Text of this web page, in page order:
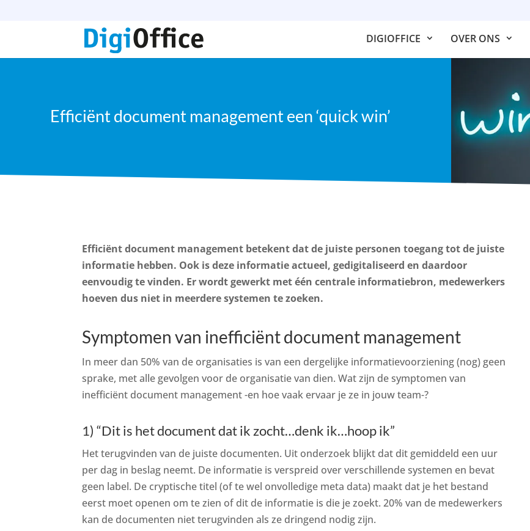
DIGIOFFICE OVER ONS
Efficiënt document management een ‘quick win’
Efficiënt document management betekent dat de juiste personen toegang tot de juiste
informatie hebben. Ook is deze informatie actueel, gedigitaliseerd en daardoor
eenvoudig te vinden. Er wordt gewerkt met één centrale informatiebron, medewerkers
hoeven dus niet in meerdere systemen te zoeken.
Symptomen van inefficiënt document management
In meer dan 50% van de organisaties is van een dergelijke informatievoorziening (nog) geen
sprake, met alle gevolgen voor de organisatie van dien. Wat zijn de symptomen van
inefficiënt document management -en hoe vaak ervaar je ze in jouw team-?
1) “Dit is het document dat ik zocht…denk ik…hoop ik”
Het terugvinden van de juiste documenten. Uit onderzoek blijkt dat dit gemiddeld een uur
per dag in beslag neemt. De informatie is verspreid over verschillende systemen en bevat
geen label. De cryptische titel (of te wel onvolledige meta data) maakt dat je het bestand
eerst moet openen om te zien of dit de informatie is die je zoekt. 20% van de medewerkers
kan de documenten niet terugvinden als ze dringend nodig zijn.